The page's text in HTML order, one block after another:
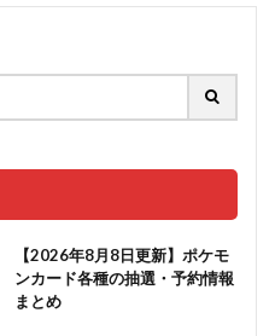
【2026年8月8日更新】ポケモ
ンカード各種の抽選・予約情報
まとめ